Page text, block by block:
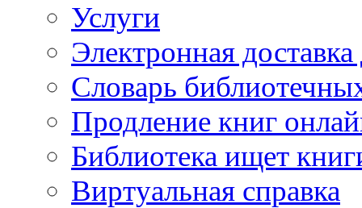
Услуги
Электронная
Словарь
Продление книг
Библиотека ищет
Виртуальная справка